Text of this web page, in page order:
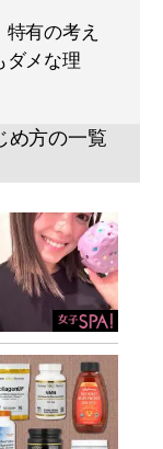
特有の考え
ダメな理
め方の一覧